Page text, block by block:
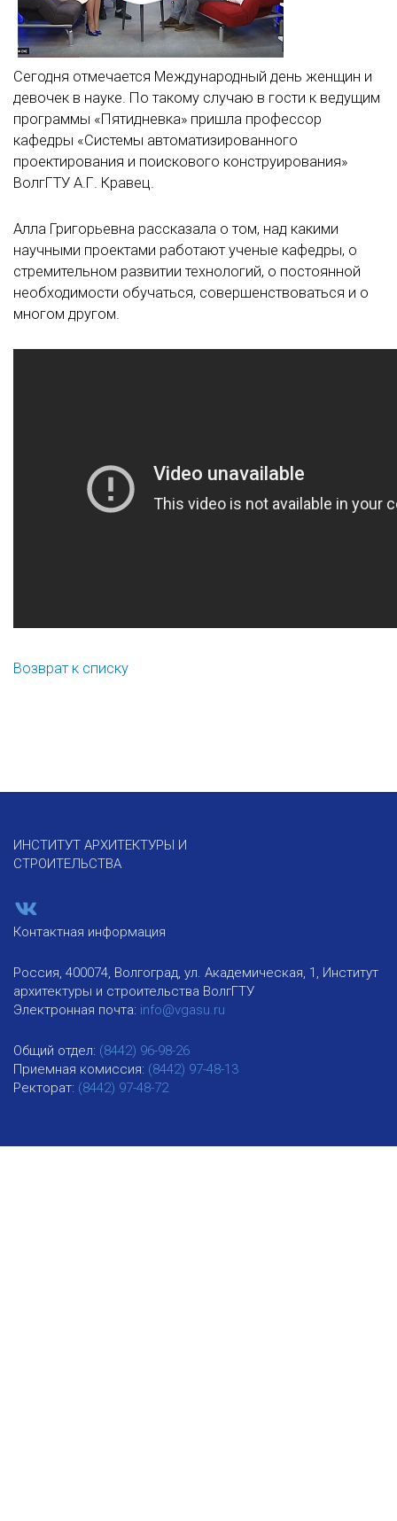
Сегодня отмечается Международный день женщин и
девочек в науке. По такому случаю в гости к ведущим
программы «Пятидневка» пришла профессор
кафедры «Системы автоматизированного
проектирования и поискового конструирования»
ВолгГТУ А.Г. Кравец.
Алла Григорьевна рассказала о том, над какими
научными проектами работают ученые кафедры, о
стремительном развитии технологий, о постоянной
необходимости обучаться, совершенствоваться и о
многом другом.
Возврат к списку
ИНСТИТУТ АРХИТЕКТУРЫ И
СТРОИТЕЛЬСТВА
Контактная информация
Россия, 400074, Волгоград, ул. Академическая, 1, Институт
архитектуры и строительства ВолгГТУ
Электронная почта: info@vgasu.ru
Общий отдел: (8442) 96-98-26
Приемная комиссия: (8442) 97-48-13
Ректорат: (8442) 97-48-72